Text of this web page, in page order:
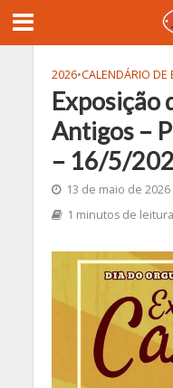
2026•CALENDÁRIO DE
Exposição
Antigos –
– 16/5/
13 de maio de 2026
1 minutos de leitura